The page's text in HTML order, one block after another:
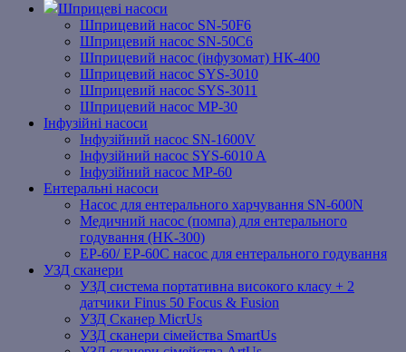
Шприцеві насоси
Шприцевий насос SN-50F6
Шприцевий насос SN-50C6
Шприцевий насос (інфузомат) НК-400
Шприцевий насос SYS-3010
Шприцевий насос SYS-3011
Шприцевий насос MP-30
Інфузійні насоси
Інфузійний насос SN-1600V
Інфузійний насос SYS-6010 A
Інфузійний насос MP-60
Ентеральні насоси
Насос для ентерального харчування SN-600N
Медичний насос (помпа) для ентерального
годування (HK-300)
EP-60/ EP-60C насос для ентерального годування
УЗД сканери
УЗД система портативна високого класу + 2
датчики Finus 50 Focus & Fusion
УЗД Сканер MicrUs
УЗД сканери сімейства SmartUs